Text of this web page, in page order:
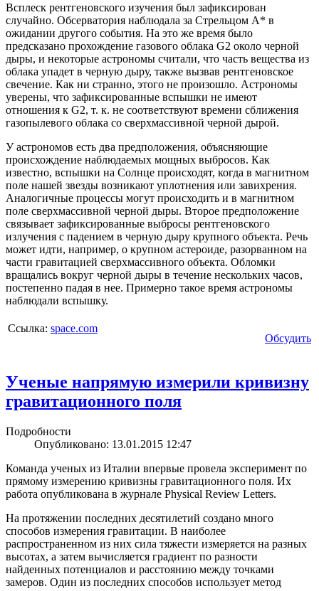
Всплеск рентгеновского изучения был зафиксирован
случайно. Обсерватория наблюдала за Стрельцом А* в
ожидании другого события. На это же время было
предсказано прохождение газового облака G2 около черной
дыры, и некоторые астрономы считали, что часть вещества из
облака упадет в черную дыру, также вызвав рентгеновское
свечение. Как ни странно, этого не произошло. Астрономы
уверены, что зафиксированные вспышки не имеют
отношения к G2, т. к. не соответствуют времени сближения
газопылевого облака со сверхмассивной черной дырой.
У астрономов есть два предположения, объясняющие
происхождение наблюдаемых мощных выбросов. Как
известно, вспышки на Солнце происходят, когда в магнитном
поле нашей звезды возникают уплотнения или завихрения.
Аналогичные процессы могут происходить и в магнитном
поле сверхмассивной черной дыры. Второе предположение
связывает зафиксированные выбросы рентгеновского
излучения с падением в черную дыру крупного объекта. Речь
может идти, например, о крупном астероиде, разорванном на
части гравитацией сверхмассивного объекта. Обломки
вращались вокруг черной дыры в течение нескольких часов,
постепенно падая в нее. Примерно такое время астрономы
наблюдали вспышку.
Ссылка: space.com
Обсудить
Ученые напрямую измерили кривизну
гравитационного поля
Подробности
Опубликовано: 13.01.2015 12:47
Команда ученых из Италии впервые провела эксперимент по
прямому измерению кривизны гравитационного поля. Их
работа опубликована в журнале Physical Review Letters.
На протяжении последних десятилетий создано много
способов измерения гравитации. В наиболее
распространенном из них сила тяжести измеряется на разных
высотах, а затем вычисляется градиент по разности
найденных потенциалов и расстоянию между точками
замеров. Один из последних способов использует метод